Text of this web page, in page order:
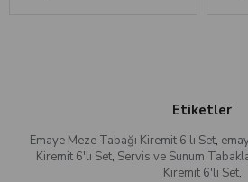
Etiketler
Emaye Meze Tabağı Kiremit 6'lı Set,
Kiremit 6'lı Set, Servis ve Sunum
Kiremit 6'lı Set,